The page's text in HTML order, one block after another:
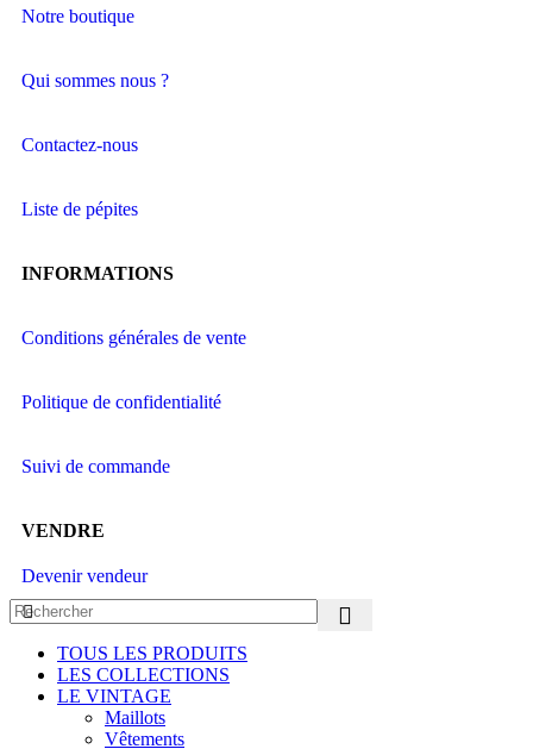
Notre boutique
Qui sommes nous ?
Contactez-nous
Liste de pépites
INFORMATIONS
Conditions générales de vente
Politique de confidentialité
Suivi de commande
VENDRE
Devenir vendeur
TOUS LES PRODUITS
LES COLLECTIONS
LE VINTAGE
Maillots
Vêtements